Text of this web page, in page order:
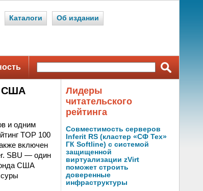
Каталоги Об издании
США
и одним
TOP 100
включен
SBU — один
США
Лидеры
читательского
рейтинга
Совместимость серверов
Inferit RS (кластер «СФ Тех»
ГК Softline) с системой
защищенной
виртуализации zVirt
поможет строить
доверенные
инфраструктуры